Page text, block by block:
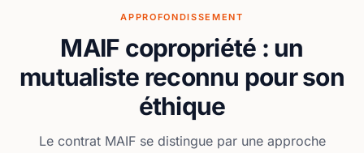
APPROFONDISSEMENT
MAIF copropriété : un
mutualiste reconnu pour son
éthique
Le contrat MAIF se distingue par une approche